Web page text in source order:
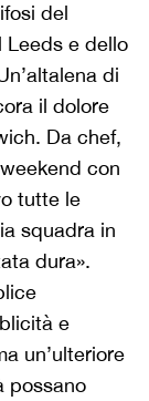
del
Leeds e dello
di
il dolore
Da chef,
con
tutte le
squadra in
dura».
e
un’ulteriore
possano